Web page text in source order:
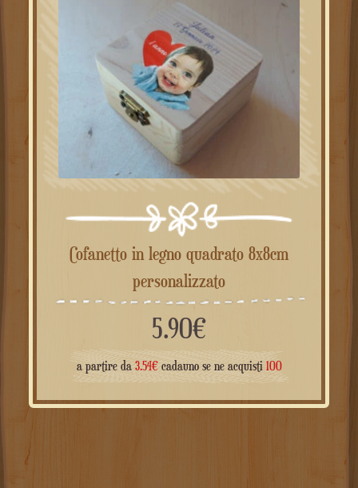
Cofanetto in legno quadrato 8x8cm
personalizzato
5.90€
a partire da 3.54€cadauno se ne acquisti100